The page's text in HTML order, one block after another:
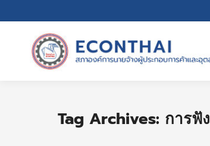
Tag Archives: การฟัง